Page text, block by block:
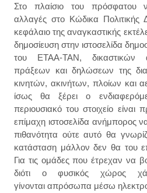
Στο πλαίσιο του πρόσφατου
αλλαγές στο Κώδικα Πολιτικής
κεφάλαιο της αναγκαστικής
δημοσίευση στην ιστοσελίδα
του ΕΤΑΑ-ΤΑΝ, δικαστικών
πράξεων και δηλώσεων της
κινητών, ακινήτων, πλοίων
ίσως θα ξέρει ο
περιουσιακό του στοιχείο είναι
επίμαχη ιστοσελίδα ανήμπορος
πιθανότητα ούτε αυτό θα
κατάσταση μάλλον δεν θα του
Για τις ομάδες που έτρεχαν να
διότι ο φυσικός χώρος
γίνονται απρόσωπα μέσω